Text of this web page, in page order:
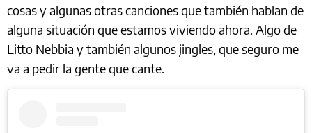
cosas y algunas otras canciones que también hablan de
alguna situación que estamos viviendo ahora. Algo de
Litto Nebbia y también algunos jingles, que seguro me
va a pedir la gente que cante.